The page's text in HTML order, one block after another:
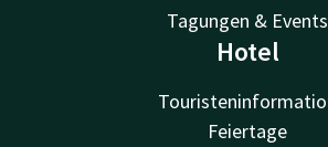
Tagungen & Events
Hotel
Feiertage